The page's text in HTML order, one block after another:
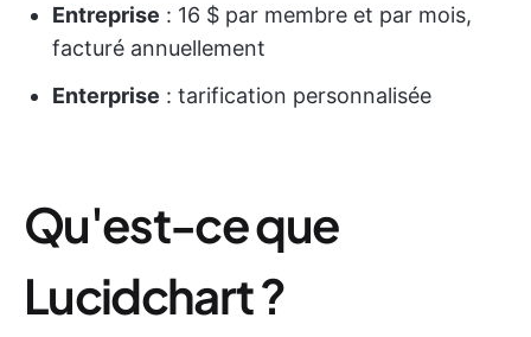
Entreprise : 16 $ par membre et par mois,
facturé annuellement
Enterprise : tarification personnalisée
Qu'est-ce que
Lucidchart ?